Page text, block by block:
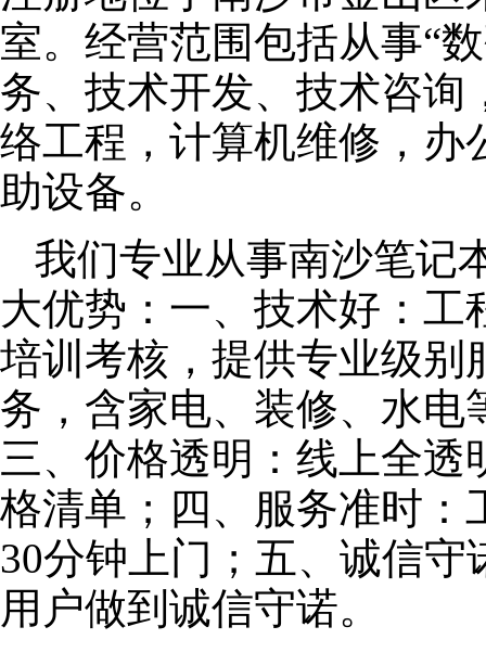
室。经营范围包括从事“
务、技术开发、技术咨询
络工程，计算机维修，办
助设备。
我们专业从事南沙笔记
大优势：一、技术好：
培训考核，提供专业级别
务，含家电、装修、水电
三、价格透明：线上全
格清单；四、服务准时：
30分钟上门；五、诚信
用户做到诚信守诺。